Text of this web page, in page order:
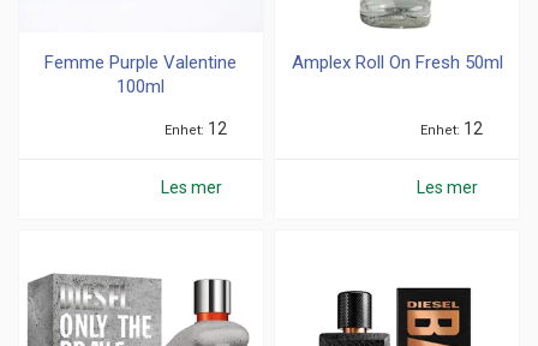
Femme Purple Valentine
100ml
Enhet 12
Les mer
Amplex Roll On Fresh 50ml
Enhet 12
Les mer